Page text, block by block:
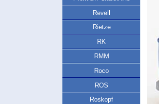
Revell
Rietze
RK
RMM
Roco
ROS
Roskopf